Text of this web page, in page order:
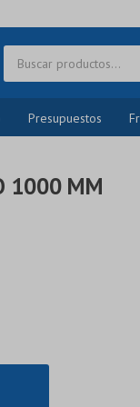
Presupuestos
1000 MM